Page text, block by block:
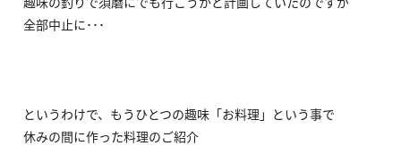
全部中止に･･･
というわけで、もうひとつの趣味「お料理」という事で
休みの間に作った料理のご紹介